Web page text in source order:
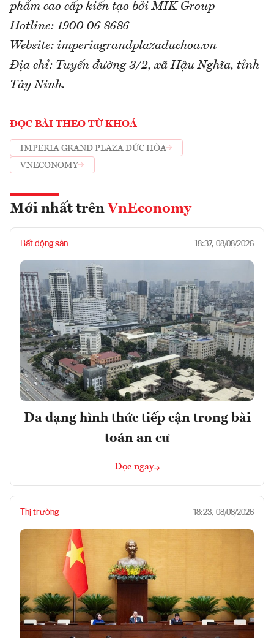
phẩm cao cấp kiến tạo bởi MIK Group
Hotline: 1900 06 8686
Website: imperiagrandplazaduchoa.vn
Địa chỉ: Tuyến đường 3/2, xã Hậu Nghĩa, tỉnh
Tây Ninh.
ĐỌC BÀI THEO TỪ KHOÁ
IMPERIA GRAND PLAZA ĐỨC HÒA
VNECONOMY
Mới nhất trên VnEconomy
Bất động sản 18:37, 08/08/2026
Đa dạng hình thức tiếp cận trong bài
toán an cư
Đọc ngay
Thị trường 18:23, 08/08/2026